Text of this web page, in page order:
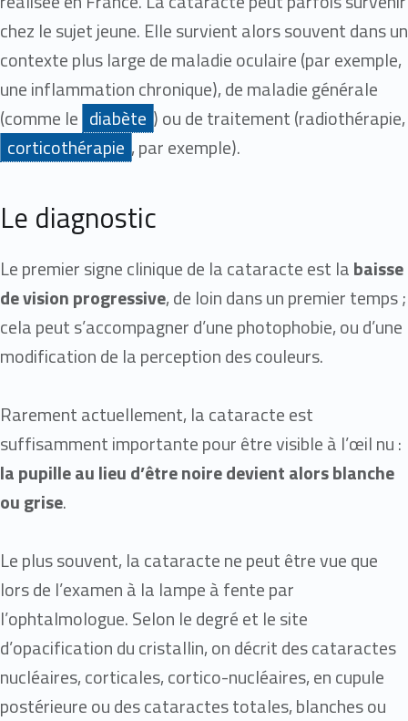
chez le sujet jeune. Elle survient alors souvent dans un
contexte plus large de maladie oculaire (par exemple,
une inflammation chronique), de maladie générale
(comme le diabète ) ou de traitement (radiothérapie,
corticothérapie , par exemple).
Le diagnostic
Le premier signe clinique de la cataracte est labaisse
de vision progressive, de loin dans un premier temps ;
cela peut s’accompagner d’une photophobie, ou d’une
modification de la perception des couleurs.
Rarement actuellement, la cataracte est
suffisamment importante pour être visible à l’œil nu :
la pupille au lieu d’être noire devient alors blanche
ou grise.
Le plus souvent, la cataracte ne peut être vue que
lors de l’examen à la lampe à fente par
l’ophtalmologue. Selon le degré et le site
d’opacification du cristallin, on décrit des cataractes
nucléaires, corticales, cortico-nucléaires, en cupule
postérieure ou des cataractes totales, blanches ou